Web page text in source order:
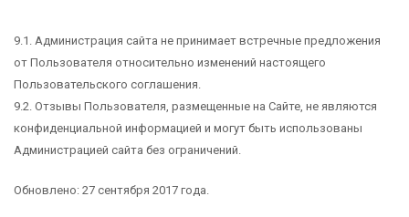
9.1. Администрация сайта не принимает встречные предложения
от Пользователя относительно изменений настоящего
Пользовательского соглашения.
9.2. Отзывы Пользователя, размещенные на Сайте, не являются
конфиденциальной информацией и могут быть использованы
Администрацией сайта без ограничений.
Обновлено: 27 сентября 2017 года.